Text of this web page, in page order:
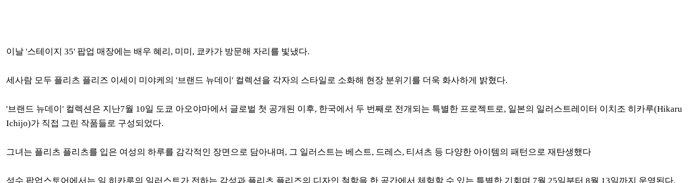
이날 '스테이지 35' 팝업 매장에는 배우 혜리, 미미, 쿄카가 방문해 자리를 빛냈다.
세사람 모두 플리츠 플리즈 이세이 미야케의 '브랜드 뉴데이' 컬렉션을 각자의 스타일로 소화해 현장 분위기를 더욱 화사하게 밝혔다.
'브랜드 뉴데이' 컬렉션은 지난7월 10일 도쿄 아오야마에서 글로벌 첫 공개된 이후, 한국에서 두 번째로 전개되는 특별한 프로젝트로, 일본의 일러스트레이터 이치조 히카루(Hikaru
Ichijo)가 직접 그린 작품들로 구성되었다.
그녀는 플리츠 플리츠를 입은 여성의 하루를 감각적인 장면으로 담아내며, 그 일러스트는 베스트, 드레스, 티셔츠 등 다양한 아이템의 패턴으로 재탄생했다
성수 팝업스토어에서는 일 히카루의 일러스트가 전하는 감성과 플리츠 플리즈의 디자인 철학을 한 공간에서 체험할 수 있는 특별한 기회며 7월 25일부터 8월 13일까지 운영된다.